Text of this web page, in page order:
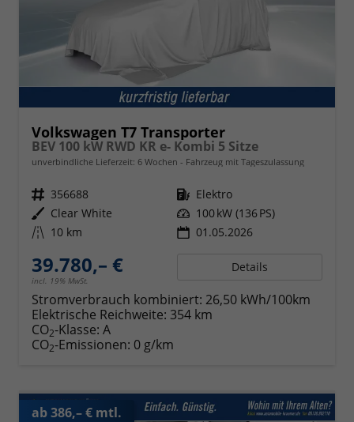
Volkswagen T7 Transporter
BEV 100 kW RWD KR e- Kombi 5 Sitze
unverbindliche Lieferzeit: 6 Wochen Fahrzeug mit Tageszulassung
Fahrzeugnr. 356688 Kraftstoff Elektro
Außenfarbe Clear White Leistung 100 kW (136 PS)
Kilometerstand 10 km 01.05.2026
39.780,– €
incl. 19% MwSt.
Details
Stromverbrauch kombiniert: 26,50 kWh/100km
Elektrische Reichweite: 354 km
CO2-Klasse: A
CO2-Emissionen: 0 g/km
ab 386,– € mtl.